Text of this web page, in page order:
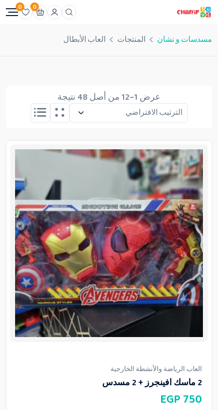
0
0
مسدسات و نشان المنتجات العاب الأبطال
عرض 1–12 من أصل 48 نتيجة
العاب الرياضة والأنشطة الخارجية
2 ماسك افينجرز + 2 مسدس
750
EGP